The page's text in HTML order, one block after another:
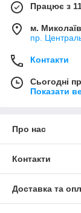
Працює з
м. Миколаїв
пр.
Контакти
Сьогодні
Показати
Про нас
Контакти
Доставка та